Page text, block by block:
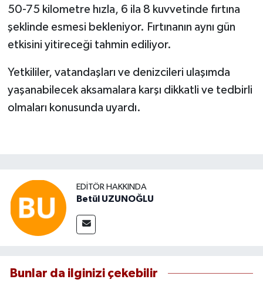
50-75 kilometre hızla, 6 ila 8 kuvvetinde fırtına
şeklinde esmesi bekleniyor. Fırtınanın aynı gün
etkisini yitireceği tahmin ediliyor.
Yetkililer, vatandaşları ve denizcileri ulaşımda
yaşanabilecek aksamalara karşı dikkatli ve tedbirli
olmaları konusunda uyardı.
EDITÖR HAKKINDA
Betül UZUNOĞLU
Bunlar da ilginizi çekebilir